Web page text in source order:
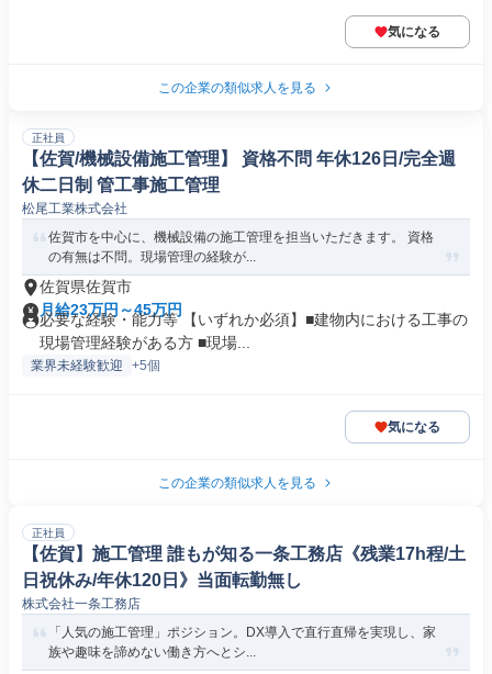
気になる
この企業の類似求人を見る
正社員
【佐賀/機械設備施工管理】 資格不問 年休126日/完全週
休二日制 管工事施工管理
松尾工業株式会社
佐賀市を中心に、機械設備の施工管理を担当いただきます。 資格
の有無は不問。現場管理の経験が...
佐賀県佐賀市
月給23万円～45万円
必要な経験・能力等 【いずれか必須】■建物内における工事の
現場管理経験がある方 ■現場...
業界未経験歓迎 +5個
気になる
この企業の類似求人を見る
正社員
【佐賀】施工管理 誰もが知る一条工務店《残業17h程/土
日祝休み/年休120日》当面転勤無し
株式会社一条工務店
「人気の施工管理」ポジション。DX導入で直行直帰を実現し、家
族や趣味を諦めない働き方へとシ...